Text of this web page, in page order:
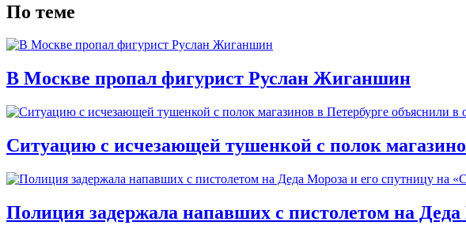
По теме
В Москве пропал фигурист Руслан Жиганшин
Ситуацию с исчезающей тушенкой с полок
Полиция задержала напавших с пистолетом на